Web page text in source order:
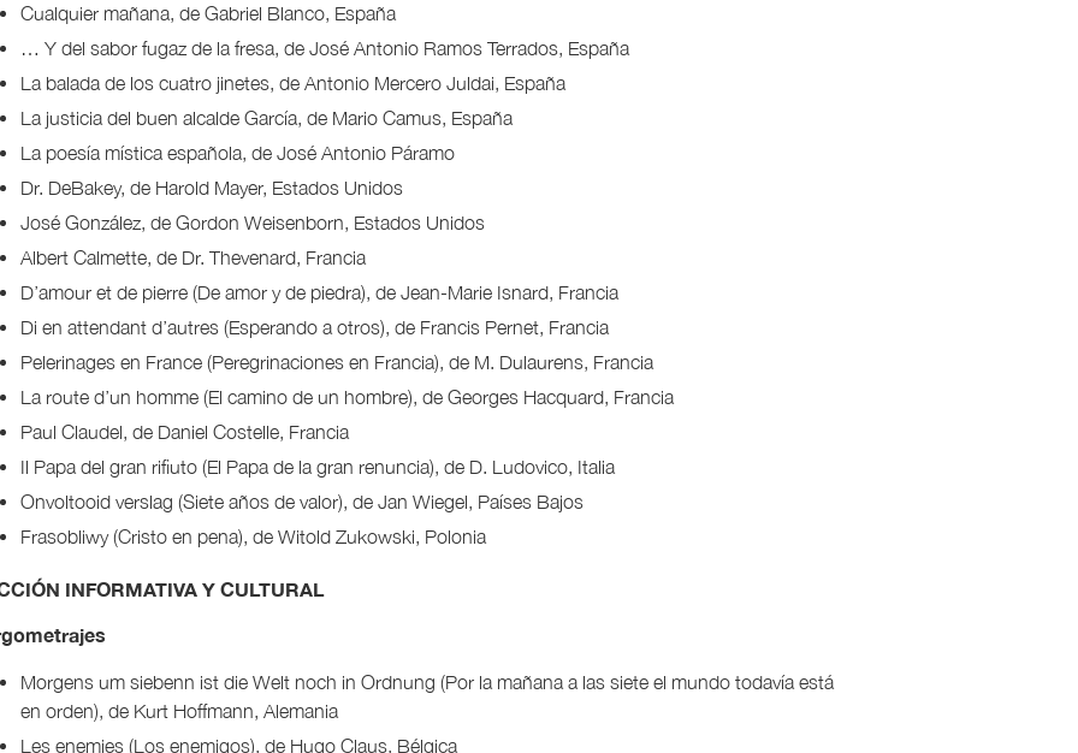
Cualquier mañana, de Gabriel Blanco, España
… Y del sabor fugaz de la fresa, de José Antonio Ramos Terrados, España
La balada de los cuatro jinetes, de Antonio Mercero Juldai, España
La justicia del buen alcalde García, de Mario Camus, España
La poesía mística española, de José Antonio Páramo
Dr. DeBakey, de Harold Mayer, Estados Unidos
José González, de Gordon Weisenborn, Estados Unidos
Albert Calmette, de Dr. Thevenard, Francia
D’amour et de pierre (De amor y de piedra), de Jean-Marie Isnard, Francia
Di en attendant d’autres (Esperando a otros), de Francis Pernet, Francia
Pelerinages en France (Peregrinaciones en Francia), de M. Dulaurens, Francia
La route d’un homme (El camino de un hombre), de Georges Hacquard, Francia
Paul Claudel, de Daniel Costelle, Francia
Il Papa del gran rifiuto (El Papa de la gran renuncia), de D. Ludovico, Italia
Onvoltooid verslag (Siete años de valor), de Jan Wiegel, Países Bajos
Frasobliwy (Cristo en pena), de Witold Zukowski, Polonia
INFORMATIVA Y CULTURAL
Morgens um siebenn ist die Welt noch in Ordnung (Por la mañana a las siete el mundo todavía está
en orden), de Kurt Hoffmann, Alemania
Les enemies (Los enemigos), de Hugo Claus, Bélgica